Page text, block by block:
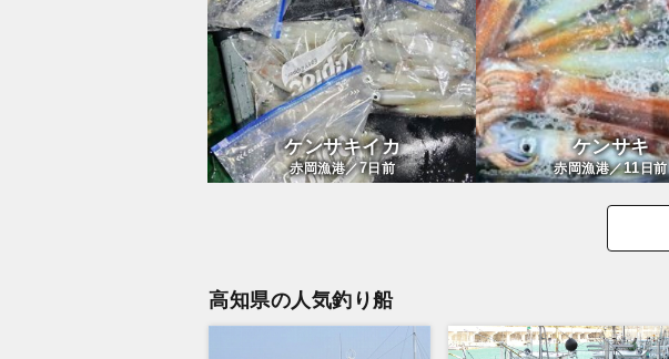
ケンサキイカ
赤岡漁港／7日前
ケンサキ
赤岡漁港／11日前
高知県の人気釣り船